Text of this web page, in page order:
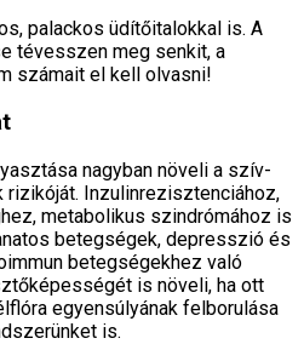
palackos üdítőitalokkal is. A
tévesszen meg senkit, a
számait el kell olvasni!
nagyban növeli a szív-
Inzulinrezisztenciához,
metabolikus szindrómához is
betegségek, depresszió és
betegségekhez való
is növeli, ha ott
egyensúlyának felborulása
is.